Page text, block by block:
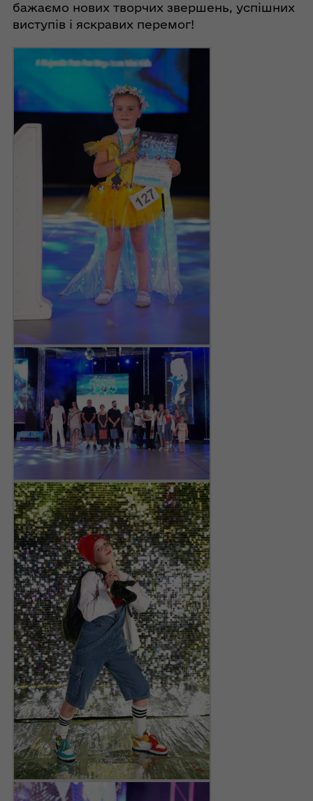
бажаємо нових творчих звершень, успішних
виступів і яскравих перемог!